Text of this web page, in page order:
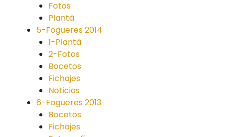
Fotos
Plantà
5-Fogueres 2014
1-Plantà
2-Fotos
Bocetos
Fichajes
Noticias
6-Fogueres 2013
Bocetos
Fichajes